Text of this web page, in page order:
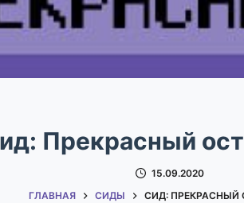
Прекрасный
15.09.2020
ГЛАВНАЯ
СИДЫ СИД: ПРЕКРАСНЫЙ